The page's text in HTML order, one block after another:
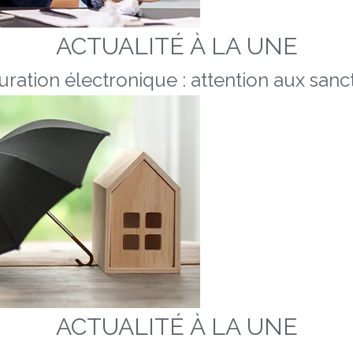
ACTUALITÉ À LA UNE
électronique : attention aux
ACTUALITÉ À LA UNE